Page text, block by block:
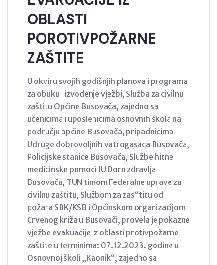
OBLASTI
POROTIVPOŽARNE
ZAŠTITE
U okviru svojih godišnjih planova i programa
za obuku i izvodenje vježbi, Služba za civilnu
zaštitu Općine Busovača, zajedno sa
učenicima i uposlenicima osnovnih škola na
području općine Busovača, pripadnicima
Udruge dobrovoljnih vatrogasaca Busovača,
Policijske stanice Busovača, Službe hitne
medicinske pomoći IU Dorn zdravlja
Busovača, TUN timom Federalne uprave za
civilnu zaštitu, Službom za zas“titu od
požara SBK/KSB i Općinskom organizacijom
Crvenog križa u Busovači, provela je pokazne
vježbe evakuacije iz oblasti protivpožarne
zaštite u terminima: 07.12.2023. godine u
Osnovnoj školi „Kaonik“, zajedno sa